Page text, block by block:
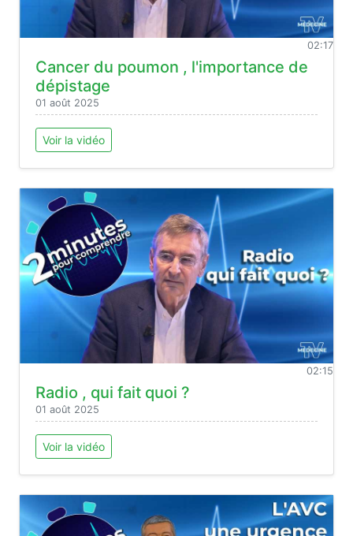
02:17
Cancer du poumon , l'importance de
dépistage
01 août 2025
Voir la vidéo
02:15
Radio , qui fait quoi ?
01 août 2025
Voir la vidéo